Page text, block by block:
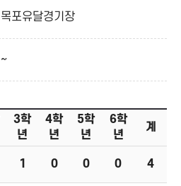
목포유달경기장
~
3학
년
4학
년
5학
년
6학
년
계
1 0 0 0 4